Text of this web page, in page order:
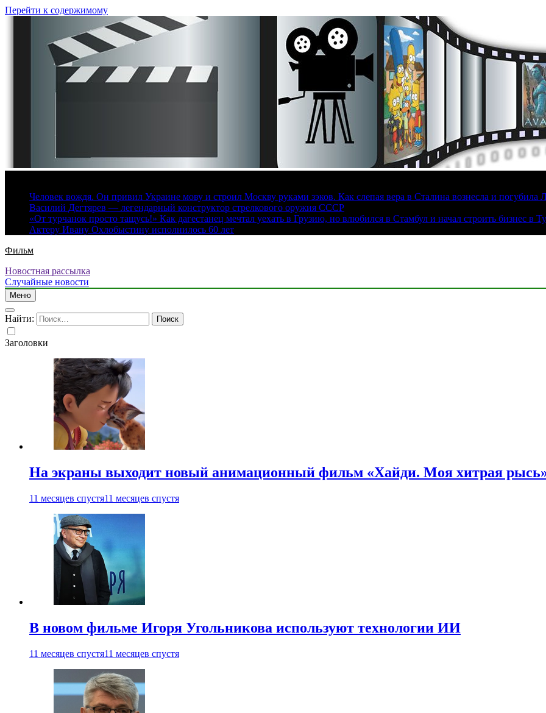
Перейти к содержимому
Человек вождя. Он привил Украине мову и строил Москву руками зэков. Как слепая вера в Сталина вознесла и погубила
Василий Дегтярев — легендарный конструктор стрелкового оружия СССР
«От турчанок просто тащусь!» Как дагестанец мечтал уехать в Грузию, но влюбился в Стамбул и начал строить бизнес в
Актеру Ивану Охлобыстину исполнилось 60 лет
Фильм
Новостная рассылка
Случайные новости
Меню
Найти:
Заголовки
На экраны выходит новый анимационный фильм «Хайди. Моя хитрая
11 месяцев спустя11 месяцев спустя
В новом фильме Игоря Угольникова используют технологии ИИ
11 месяцев спустя11 месяцев спустя